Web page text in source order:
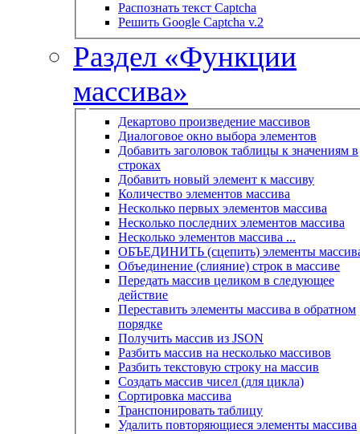
Распознать текст Captcha
Решить Google Captcha v.2
Раздел «Функции
массива»
Декартово произведение массивов
Диалоговое окно выбора элементов
Добавить заголовок таблицы к значениям в
строках
Добавить новый элемент к массиву
Количество элементов массива
Несколько первых элементов массива
Несколько последних элементов массива
Несколько элементов массива ...
ОБЪЕДИНИТЬ (сцепить) элементы
Объединение (слияние) строк в массиве
Передать массив целиком в следующее
действие
Переставить элементы массива в обратном
порядке
Получить массив из JSON
Разбить массив на несколько массивов
Разбить текстовую строку на массив
Создать массив чисел (для цикла)
Сортировка массива
Транспонировать таблицу
Удалить повторяющиеся элементы массива